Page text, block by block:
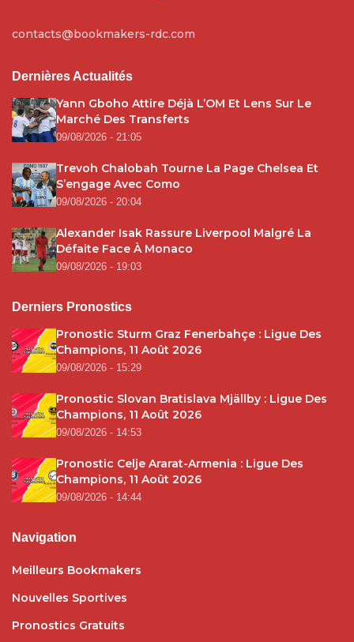
contacts@bookmakers-rdc.com
Dernières Actualités
Yann Gboho Attire Déjà L’OM Et Lens Sur Le
Marché Des Transferts
09/08/2026 - 21:05
Trevoh Chalobah Tourne La Page Chelsea Et
S’engage Avec Como
09/08/2026 - 20:04
Alexander Isak Rassure Liverpool Malgré La
Défaite Face À Monaco
09/08/2026 - 19:03
Derniers Pronostics
Pronostic Sturm Graz Fenerbahçe : Ligue Des
Champions, 11 Août 2026
09/08/2026 - 15:29
Pronostic Slovan Bratislava Mjällby : Ligue Des
Champions, 11 Août 2026
09/08/2026 - 14:53
Pronostic Celje Ararat-Armenia : Ligue Des
Champions, 11 Août 2026
09/08/2026 - 14:44
Navigation
Meilleurs Bookmakers
Nouvelles Sportives
Pronostics Gratuits